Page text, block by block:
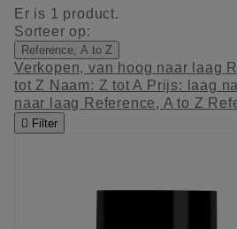
Er is 1 product.
Sorteer op:
Reference, A to Z
Verkopen, van hoog naar laag
tot Z Naam: Z tot A Prijs: laag
naar laag Reference, A to Z
 Filter